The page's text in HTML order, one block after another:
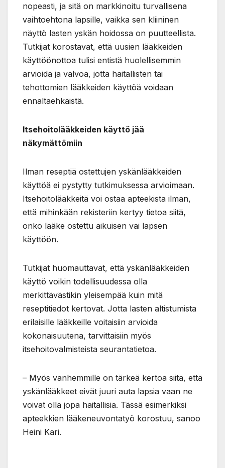
nopeasti, ja sitä on markkinoitu turvallisena
vaihtoehtona lapsille, vaikka sen kliininen
näyttö lasten yskän hoidossa on puutteellista.
Tutkijat korostavat, että uusien lääkkeiden
käyttöönottoa tulisi entistä huolellisemmin
arvioida ja valvoa, jotta haitallisten tai
tehottomien lääkkeiden käyttöä voidaan
ennaltaehkäistä.
Itsehoitolääkkeiden käyttö jää
näkymättömiin
Ilman reseptiä ostettujen yskänlääkkeiden
käyttöä ei pystytty tutkimuksessa arvioimaan.
Itsehoitolääkkeitä voi ostaa apteekista ilman,
että mihinkään rekisteriin kertyy tietoa siitä,
onko lääke ostettu aikuisen vai lapsen
käyttöön.
Tutkijat huomauttavat, että yskänlääkkeiden
käyttö voikin todellisuudessa olla
merkittävästikin yleisempää kuin mitä
reseptitiedot kertovat. Jotta lasten altistumista
erilaisille lääkkeille voitaisiin arvioida
kokonaisuutena, tarvittaisiin myös
itsehoitovalmisteista seurantatietoa.
– Myös vanhemmille on tärkeä kertoa siitä, että
yskänlääkkeet eivät juuri auta lapsia vaan ne
voivat olla jopa haitallisia. Tässä esimerkiksi
apteekkien lääkeneuvontatyö korostuu, sanoo
Heini Kari.